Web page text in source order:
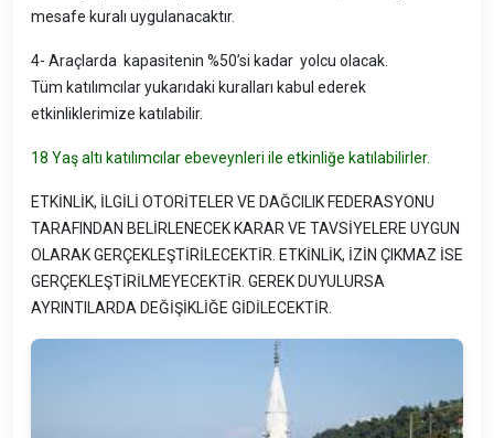
mesafe kuralı uygulanacaktır.
4- Araçlarda kapasitenin %50’si kadar yolcu olacak.
Tüm katılımcılar yukarıdaki kuralları kabul ederek
etkinliklerimize katılabilir.
18 Yaş altı katılımcılar ebeveynleri ile etkinliğe katılabilirler.
ETKİNLİK, İLGİLİ OTORİTELER VE DAĞCILIK FEDERASYONU
TARAFINDAN BELİRLENECEK KARAR VE TAVSİYELERE UYGUN
OLARAK GERÇEKLEŞTİRİLECEKTİR. ETKİNLİK, İZİN ÇIKMAZ İSE
GERÇEKLEŞTİRİLMEYECEKTİR. GEREK DUYULURSA
AYRINTILARDA DEĞİŞİKLİĞE GİDİLECEKTİR.